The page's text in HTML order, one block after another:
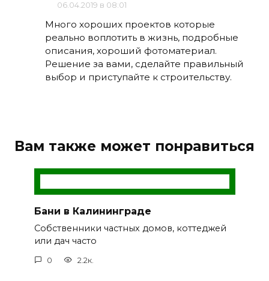
06.04.2019 в 08:01
Много хороших проектов которые
реально воплотить в жизнь, подробные
описания, хороший фотоматериал.
Решение за вами, сделайте правильный
выбор и приступайте к строительству.
Вам также может понравиться
Бани в Калининграде
Собственники частных домов, коттеджей
или дач часто
0 2.2к.